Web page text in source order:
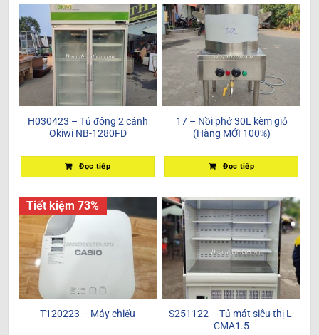
H030423 – Tủ đông 2 cánh
Okiwi NB-1280FD
Đọc tiếp
17 – Nồi phở 30L kèm giỏ
(Hàng MỚI 100%)
Đọc tiếp
Tiết kiệm 73%
T120223 – Máy chiếu
S251122 – Tủ mát siêu thị L-
CMA1.5